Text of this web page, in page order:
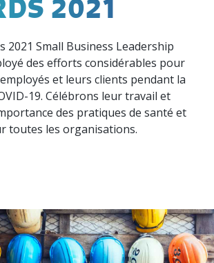
expérimentée,
compétente
diversifiée
est là
pour
vous
soutenir.
travaillons
avec des
entreprises
vraiment
2021
2021 Small Business Leadership
des efforts considérables pour
et leurs clients pendant la
19. Célébrons leur travail et
des pratiques de santé et
toutes les organisations.